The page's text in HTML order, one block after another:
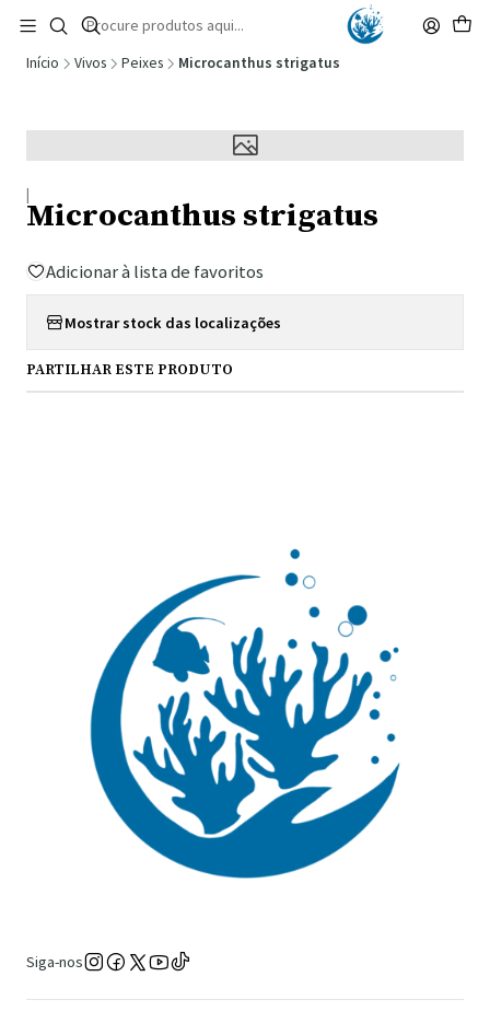
🚚 Portugal Continental: Portes Grátis desde 149,90€ (Envio extresso: 14,90€)
Ler mais
Início Vivos Peixes Microcanthus strigatus
|
Microcanthus strigatus
Adicionar à lista de favoritos
Mostrar stock das localizações
PARTILHAR ESTE PRODUTO
Siga-nos